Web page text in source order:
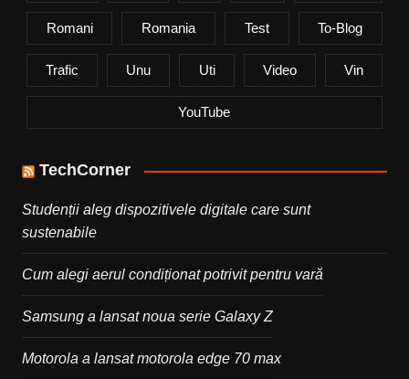
Romani Romania Test To-Blog
Trafic Unu Uti Video Vin
YouTube
TechCorner
Studenții aleg dispozitivele digitale care sunt
sustenabile
Cum alegi aerul condiționat potrivit pentru vară
Samsung a lansat noua serie Galaxy Z
Motorola a lansat motorola edge 70 max